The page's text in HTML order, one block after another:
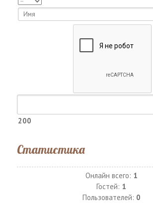
200
Статистика
Онлайн всего: 1
Гостей: 1
Пользователей: 0